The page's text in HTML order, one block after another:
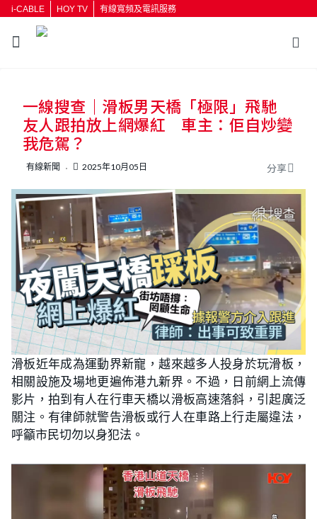
i-CABLE HOY TV 有線寬頻及電訊服務
按輸入鍵開始搜尋
一線搜查｜滑板男天橋「極限」飛馳
友人跟拍放上網爆紅 車主：佢自炒變
我危駕？
有線新聞 2025年10月05日 分享
滑板近年成為運動界新寵，越來越多人投身於玩滑板，
相關設施及場地更遍佈港九新界。不過，日前網上流傳
影片，拍到有人在行車天橋以滑板高速落斜，引起廣泛
關注。有律師就警告滑板或行人在車路上行走屬違法，
呼籲市民切勿以身犯法。